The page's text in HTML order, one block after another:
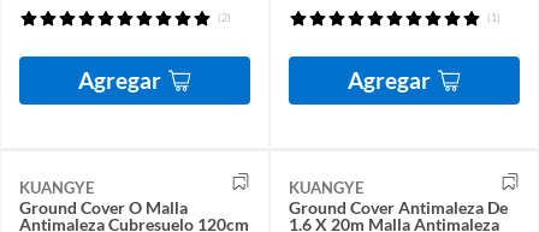
(2)
Agregar
(1)
Agregar
KUANGYE
Ground Cover O Malla
Antimaleza Cubresuelo 120cm
KUANGYE
Ground Cover Antimaleza De
1.6 X 20m Malla Antimaleza